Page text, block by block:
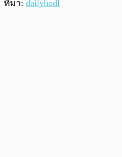
ที่มา: dailyhodl